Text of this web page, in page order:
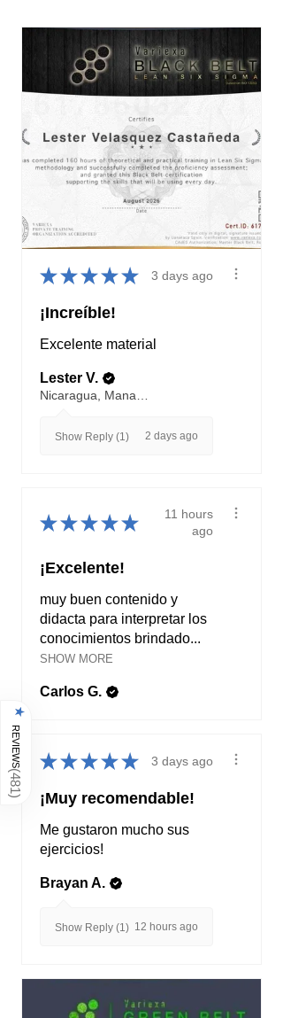
★ ★ ★ ★ ★ 3 days ago
¡Increíble!
Excelente material
Lester V.
Nicaragua, Managua
Show Reply (1) 2 days ago
★ ★ ★ ★ ★
11 hours
ago
¡Excelente!
muy buen contenido y
didacta para interpretar los
conocimientos brindado...
SHOW MORE
Carlos G.
★ ★ ★ ★ ★ 3 days ago
¡Muy recomendable!
Me gustaron mucho sus
ejercicios!
Brayan A.
Show Reply (1) 12 hours ago
★
REVIEWS
(
481
)